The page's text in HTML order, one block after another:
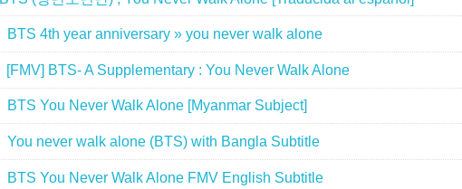
BTS 4th year anniversary » you never walk alone
[FMV] BTS- A Supplementary : You Never Walk Alone
BTS You Never Walk Alone [Myanmar Subject]
You never walk alone (BTS) with Bangla Subtitle
BTS You Never Walk Alone FMV English Subtitle